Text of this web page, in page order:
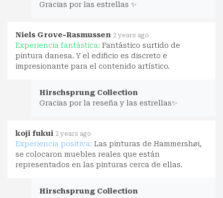
Gracias por las estrellas ✨
Niels Grove-Rasmussen 2 years ago
Experiencia fantástica: Fantástico surtido de
pintura danesa. Y el edificio es discreto e
impresionante para el contenido artístico.
Hirschsprung Collection
Gracias por la reseña y las estrellas✨
koji fukui 2 years ago
Experiencia positiva: Las pinturas de Hammershøi,
se colocaron muebles reales que están
representados en las pinturas cerca de ellas.
Hirschsprung Collection